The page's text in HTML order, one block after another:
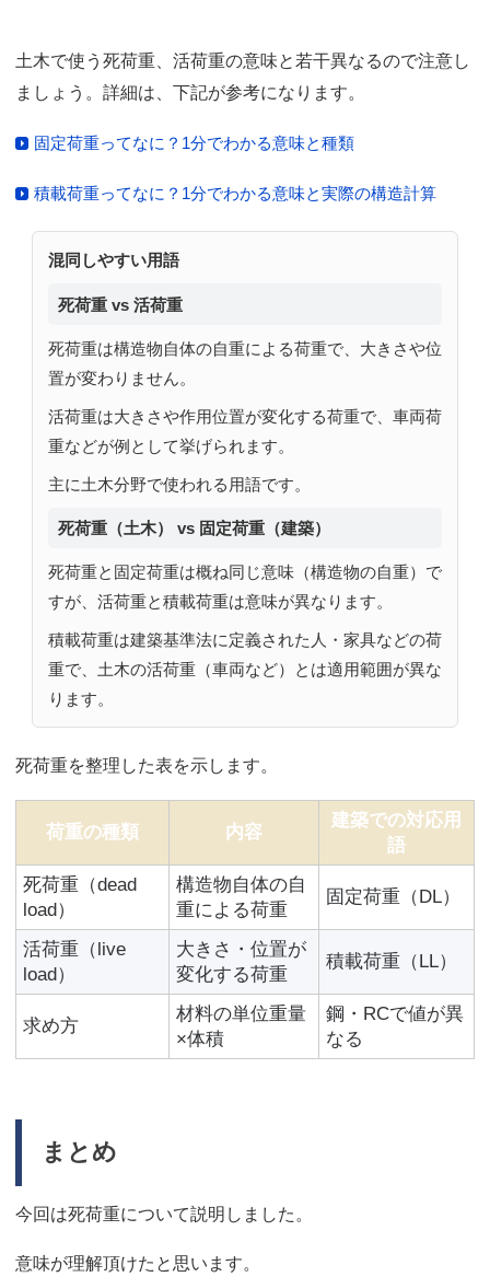
土木で使う死荷重、活荷重の意味と若干異なるので注意し
ましょう。詳細は、下記が参考になります。
固定荷重ってなに？1分でわかる意味と種類
積載荷重ってなに？1分でわかる意味と実際の構造計算
混同しやすい用語
死荷重 vs 活荷重
死荷重は構造物自体の自重による荷重で、大きさや位
置が変わりません。
活荷重は大きさや作用位置が変化する荷重で、車両荷
重などが例として挙げられます。
主に土木分野で使われる用語です。
死荷重（土木） vs 固定荷重（建築）
死荷重と固定荷重は概ね同じ意味（構造物の自重）で
すが、活荷重と積載荷重は意味が異なります。
積載荷重は建築基準法に定義された人・家具などの荷
重で、土木の活荷重（車両など）とは適用範囲が異な
ります。
死荷重を整理した表を示します。
荷重の種類 内容
建築での対応用
語
死荷重（dead
load）
構造物自体の自
重による荷重
固定荷重（DL）
活荷重（live
load）
大きさ・位置が
変化する荷重
積載荷重（LL）
求め方
材料の単位重量
×体積
鋼・RCで値が異
なる
まとめ
今回は死荷重について説明しました。
意味が理解頂けたと思います。